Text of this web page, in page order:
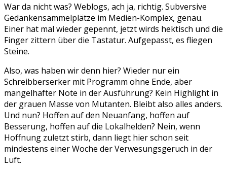
War da nicht was? Weblogs, ach ja, richtig. Subversive
Gedankensammelplätze im Medien-Komplex, genau.
Einer hat mal wieder gepennt, jetzt wirds hektisch und die
Finger zittern über die Tastatur. Aufgepasst, es fliegen
Steine.
Also, was haben wir denn hier? Wieder nur ein
Schreibberserker mit Programm ohne Ende, aber
mangelhafter Note in der Ausführung? Kein Highlight in
der grauen Masse von Mutanten. Bleibt also alles anders.
Und nun? Hoffen auf den Neuanfang, hoffen auf
Besserung, hoffen auf die Lokalhelden? Nein, wenn
Hoffnung zuletzt stirb, dann liegt hier schon seit
mindestens einer Woche der Verwesungsgeruch in der
Luft.